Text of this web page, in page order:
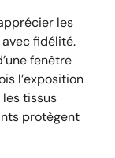
les
fidélité.
fenêtre
l’exposition
tissus
protègent